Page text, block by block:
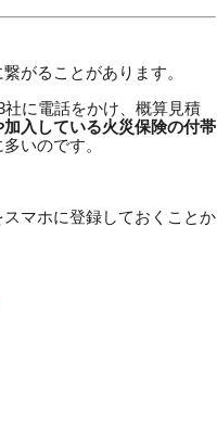
がることがあります。
に電話をかけ、概算見積
入している火災保険の付帯
いのです。
マホに登録しておくことか